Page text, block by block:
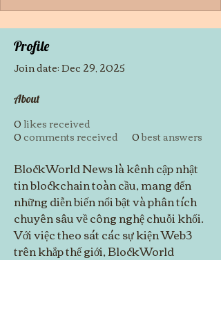
Profile
Join date: Dec 29, 2025
About
0likes received
0comments received 0best answers
BlockWorld News là kênh cập nhật
tin blockchain toàn cầu, mang đến
những diễn biến nổi bật và phân tích
chuyên sâu về công nghệ chuỗi khối.
Với việc theo sát các sự kiện Web3
trên khắp thế giới, BlockWorld